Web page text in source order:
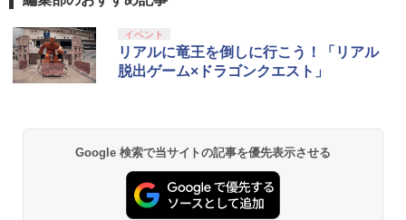
イベント
リアルに竜王を倒しに行こう！「リアル
脱出ゲーム×ドラゴンクエスト」
Google 検索で当サイトの記事を優先表示させる